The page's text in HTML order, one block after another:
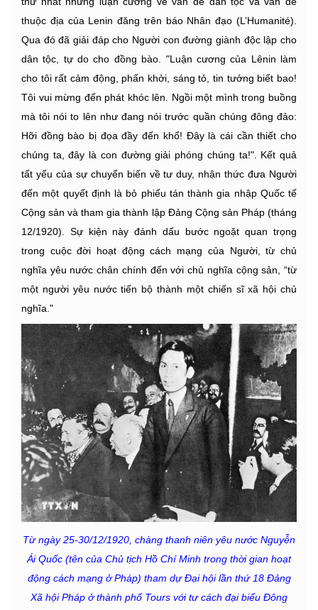
thuộc địa của Lenin đăng trên báo Nhân đạo (L’Humanité).
Qua đó đã giải đáp cho Người con đường giành độc lập cho
dân tộc, tự do cho đồng bào. "Luận cương của Lênin làm
cho tôi rất cảm động, phấn khởi, sáng tỏ, tin tưởng biết bao!
Tôi vui mừng đến phát khóc lên. Ngồi một mình trong buồng
mà tôi nói to lên như đang nói trước quần chúng đông đảo:
Hỡi đồng bào bị đọa đầy đến khổ! Đây là cái cần thiết cho
chúng ta, đây là con đường giải phóng chúng ta!". Kết quả
tất yếu của sự chuyển biến về tư duy, nhận thức đưa Người
đến một quyết định là bỏ phiếu tán thành gia nhập Quốc tế
Cộng sản và tham gia thành lập Đảng Cộng sản Pháp (tháng
12/1920). Sự kiện này đánh dấu bước ngoặt quan trọng
trong cuộc đời hoạt động cách mạng của Người, từ chủ
nghĩa yêu nước chân chính đến với chủ nghĩa cộng sản, “từ
một người yêu nước tiến bộ thành một chiến sĩ xã hội chủ
nghĩa."
Từ ngày 25-30/12/1920, chàng thanh niên yêu nước Nguyễn
Ái Quốc (tên của Chủ tịch Hồ Chí Minh trong thời gian hoạt
động cách mạng ở Pháp) tham dự Đại hội lần thứ 18 Đảng
Xã hội Pháp ở thành phố Tours với tư cách đại biểu Đông